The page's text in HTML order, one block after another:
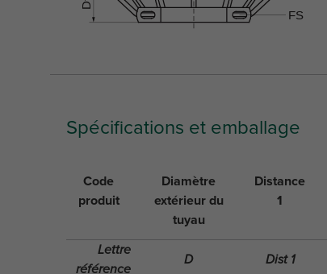
Spécifications et emballage
Code
produit
Diamètre
extérieur du
tuyau
Distance
1
Lettre
référence
D Dist 1